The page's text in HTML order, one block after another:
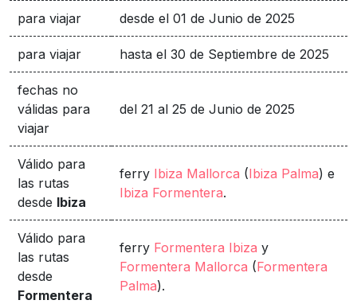
para viajar desde el 01 de Junio de 2025
para viajar hasta el 30 de Septiembre de 2025
fechas no
válidas para
viajar
del 21 al 25 de Junio de 2025
Válido para
las rutas
desde Ibiza
ferry Ibiza Mallorca (Ibiza Palma) e
Ibiza Formentera.
Válido para
las rutas
desde
Formentera
ferry Formentera Ibiza y
Formentera Mallorca (Formentera
Palma).